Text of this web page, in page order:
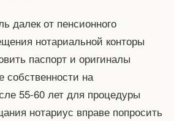
далек от пенсионного
нотариальной конторы
паспорт и оригиналы
собственности на
55-60 лет для процедуры
нотариус вправе попросить